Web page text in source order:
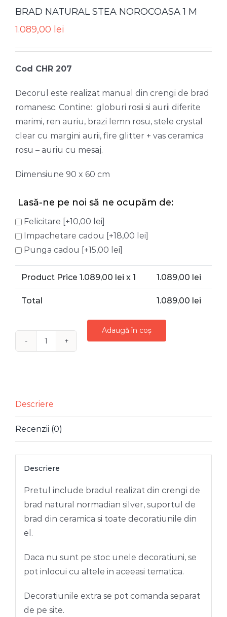
BRAD NATURAL STEA NOROCOASA 1 M
1.089,00 lei
Cod CHR 207
Decorul este realizat manual din crengi de brad
romanesc. Contine: globuri rosii si aurii diferite
marimi, ren auriu, brazi lemn rosu, stele crystal
clear cu margini aurii, fire glitter + vas ceramica
rosu – auriu cu mesaj.
Dimensiune 90 x 60 cm
Lasă-ne pe noi să ne ocupăm de:
Felicitare [+10,00 lei]
Impachetare cadou [+18,00 lei]
Punga cadou [+15,00 lei]
Product Price 1.089,00 lei x 1 1.089,00 lei
Total 1.089,00 lei
NOROCOASA
1
M
Adaugă în coș
Descriere
Recenzii (0)
Descriere
Pretul include bradul realizat din crengi de
brad natural normadian silver, suportul de
brad din ceramica si toate decoratiunile din
el.
Daca nu sunt pe stoc unele decoratiuni, se
pot inlocui cu altele in aceeasi tematica.
Decoratiunile extra se pot comanda separat
de pe site.